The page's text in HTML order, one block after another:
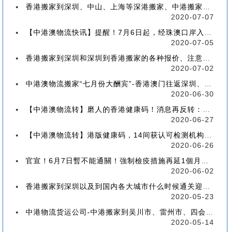
香港搬家到深圳、中山、上海等深港搬家、中港搬家的業務範圍、技術保障
2020-07-07
【中港澳物流快讯】提醒！7月6日起，经珠澳口岸入境有新变化！
2020-07-05
香港搬家到深圳和深圳到香港搬家的各种报价、注意事项和派送价格【深港搬家价格查询】
2020-07-02
中港澳物流搬家“七月份大酬宾”-香港澳门往返深圳、珠海、中山、广州等中港澳搬屋搬家
2020-06-30
【中港澳物流转】磨人的香港健康码！消息再反转：或下周一启用！
2020-06-27
【中港澳物流转】港版健康码，14间获认可检测机构确定！
2020-06-26
官宣！6月7日暫不能通關！強制檢疫措施再延1個月！【香港到深圳搬屋搬家又要延长了】
2020-06-02
香港搬家到深圳以及到国内各大城市什么时候通关迎来好消息
2020-05-23
中港物流货运公司-中港搬家到吴川市、雷州市、四会市、台山市收费标准+流程价格
2020-05-14